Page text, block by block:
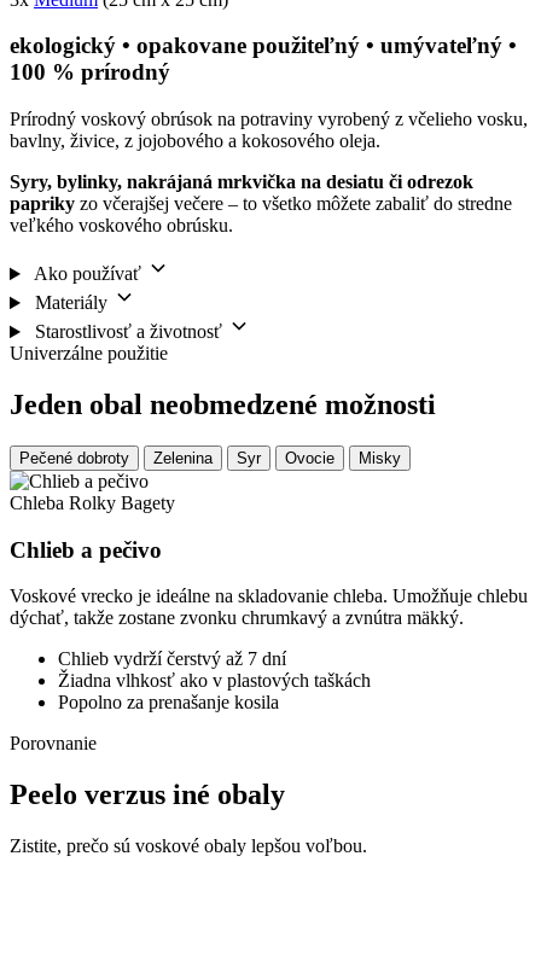
ekologický • opakovane použiteľný • umývateľný •
100 % prírodný
Prírodný voskový obrúsok na potraviny vyrobený z včelieho vosku,
bavlny, živice, z jojobového a kokosového oleja.
Syry, bylinky, nakrájaná mrkvička na desiatu či odrezok
papriky zo včerajšej večere – to všetko môžete zabaliť do stredne
veľkého voskového obrúsku.
Ako používať
Materiály
Starostlivosť a životnosť
Univerzálne použitie
Jeden obal neobmedzené možnosti
Pečené dobroty Zelenina Syr Ovocie Misky
Chleba Rolky Bagety
Chlieb a pečivo
Voskové vrecko je ideálne na skladovanie chleba. Umožňuje chlebu
dýchať, takže zostane zvonku chrumkavý a zvnútra mäkký.
Chlieb vydrží čerstvý až 7 dní
Žiadna vlhkosť ako v plastových taškách
Popolno za prenašanje kosila
Porovnanie
Peelo verzus iné obaly
Zistite, prečo sú voskové obaly lepšou voľbou.